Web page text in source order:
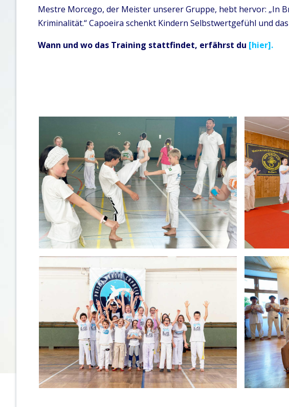
Mestre Morcego, der Meister unserer Gruppe, hebt hervor: „In
Kriminalität.“ Capoeira schenkt Kindern Selbstwertgefühl und
Wann und wo das Training stattfindet, erfährst du [hier].